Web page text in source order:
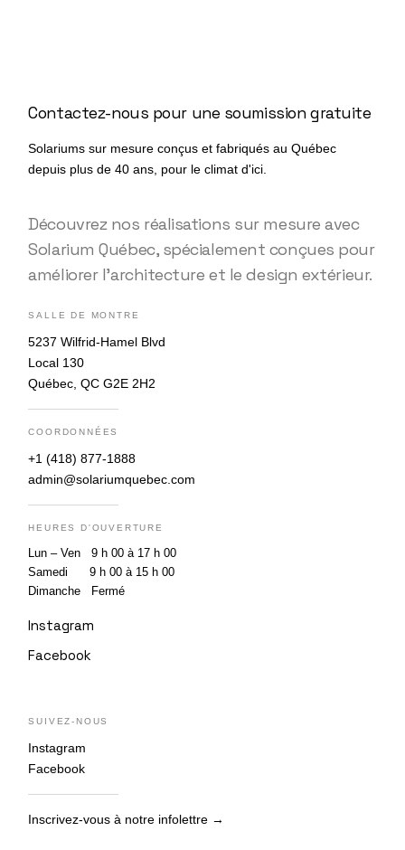
Contactez-nous pour une soumission gratuite
Solariums sur mesure conçus et fabriqués au Québec
depuis plus de 40 ans, pour le climat d'ici.
Découvrez nos réalisations sur mesure avec
Solarium Québec, spécialement conçues pour
améliorer l’architecture et le design extérieur.
SALLE DE MONTRE
5237 Wilfrid-Hamel Blvd
Local 130
Québec, QC G2E 2H2
COORDONNÉES
+1 (418) 877-1888
admin@solariumquebec.com
HEURES D'OUVERTURE
Lun – Ven 9 h 00 à 17 h 00
Samedi 9 h 00 à 15 h 00
Dimanche Fermé
Instagram
Facebook
SUIVEZ-NOUS
Instagram
Facebook
Inscrivez-vous à notre infolettre →